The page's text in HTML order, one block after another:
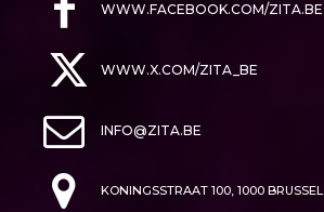
WWW.FACEBOOK.COM/ZITA.BE
WWW.X.COM/ZITA_BE
INFO@ZITA.BE
KONINGSSTRAAT 100, 1000 BRUSSEL